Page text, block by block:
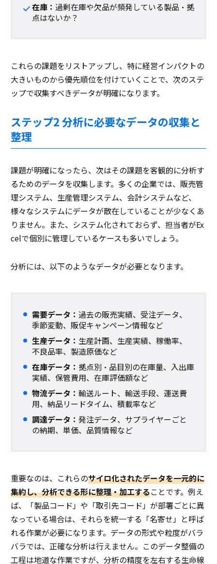
在庫：過剰在庫や欠品が頻発している製品・拠
点はないか？
これらの課題をリストアップし、特に経営インパクトの
大きいものから優先順位を付けていくことで、次のステ
ップで収集すべきデータが明確になります。
ステップ2 分析に必要なデータの収集と
整理
課題が明確になったら、次はその課題を客観的に分析す
るためのデータを収集します。多くの企業では、販売管
理システム、生産管理システム、会計システムなど、
様々なシステムにデータが散在していることが少なくあ
りません。また、システム化されておらず、担当者がEx
celで個別に管理しているケースも多いでしょう。
分析には、以下のようなデータが必要となります。
需要データ：過去の販売実績、受注データ、
季節変動、販促キャンペーン情報など
生産データ： 生産計画、生産実績、稼働率、
不良品率、製造原価など
在庫データ： 拠点別・品目別の在庫量、入出庫
実績、保管費用、在庫評価額など
物流データ：輸送ルート、輸送手段、運送費
用、納品リードタイム、積載率など
調達データ：発注データ、サプライヤーごと
の納期、単価、品質情報など
重要なのは、これらのサイロ化されたデータを一元的に
集約し、分析できる形に整理・加工することです。例え
ば、「製品コード」や「取引先コード」が部署ごとに異
なっている場合は、それらを統一する「名寄せ」と呼ば
れる作業が必要になります。データの形式や粒度がバラ
バラでは、正確な分析は行えません。このデータ整備の
工程は地道な作業ですが、分析の精度を左右する生命線